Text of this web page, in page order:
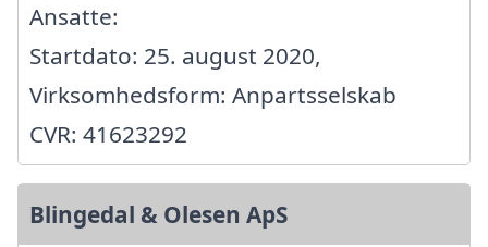
Ansatte:
Startdato: 25. august 2020,
Virksomhedsform: Anpartsselskab
CVR: 41623292
Blingedal & Olesen ApS